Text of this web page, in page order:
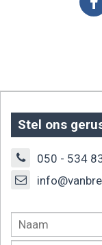
Stel ons
050 - 534